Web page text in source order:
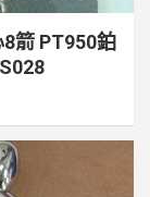
箭 PT950鉑